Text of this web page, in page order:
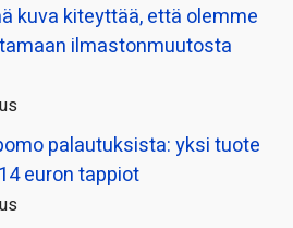
kuva kiteyttää, että olemme
ilmaston­muutosta
palautuksista: yksi tuote
euron tappiot